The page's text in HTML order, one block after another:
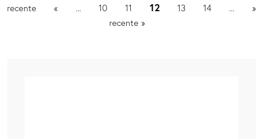
recente
« ... 10 11 12 13 14 ...
»
recente »